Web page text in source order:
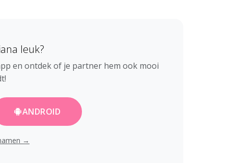
leuk?
en ontdek of je partner hem ook mooi
ANDROID
→